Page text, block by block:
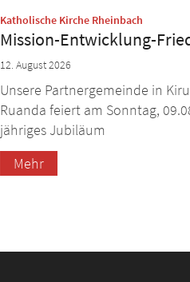
Katholische Kirche Rheinbach
Mission-Entwicklung-
12. August 2026
Unsere Partnergemeinde in
Ruanda feiert am Sonntag,
jähriges Jubiläum
Mehr